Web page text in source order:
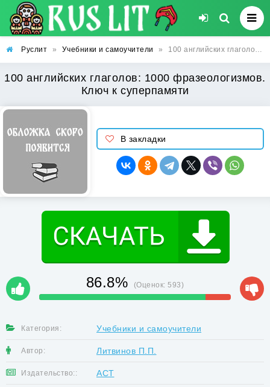
Руслит » Учебники и самоучители » 100 английских глаголов: 1000 фразеологизмов. Ключ к суперпамяти
100 английских глаголов: 1000 фразеологизмов.
Ключ к суперпамяти
В закладки
86.8% (Оценок:593)
Категория: Учебники и самоучители
Автор: Литвинов П.П.
Издательство:: АСТ